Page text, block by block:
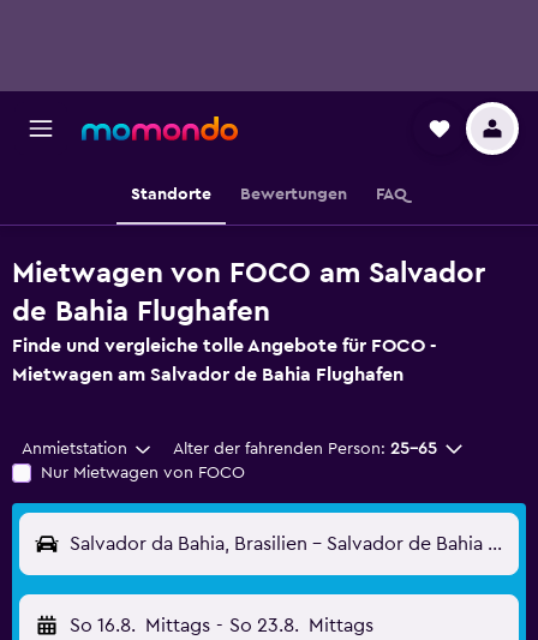
Standorte Bewertungen FAQ
Mietwagen von FOCO am Salvador
de Bahia Flughafen
Finde und vergleiche tolle Angebote für FOCO -
Mietwagen am Salvador de Bahia Flughafen
Anmietstation Alter der fahrenden Person: 25-65
Nur Mietwagen von FOCO
Salvador da Bahia, Brasilien - Salvador de Bahia (SSA)
So 16.8. Mittags - So 23.8. Mittags